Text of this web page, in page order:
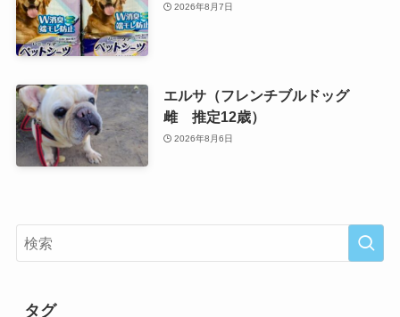
2026年8月7日
エルサ（フレンチブルドッグ
雌 推定12歳）
2026年8月6日
タグ